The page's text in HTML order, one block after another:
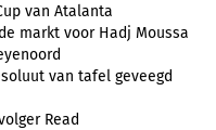
van Atalanta
markt voor Hadj Moussa
van tafel geveegd
Read